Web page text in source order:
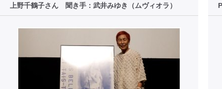
上野千鶴子さん 聞き手：武井みゆき（ムヴィオラ）